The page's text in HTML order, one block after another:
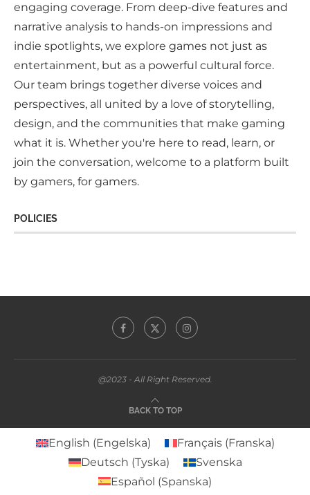
engaging coverage. From deep-dive features and
narrative analysis to hands-on impressions and
indie spotlights, we explore games not just as
entertainment, but as a powerful cultural force.
Our team brings together diverse voices and
perspectives, all united by a love of storytelling,
design, and the communities that make gaming
what it is. Whether you're here to read, learn, or
join the conversation, welcome to a platform built
by gamers, for gamers.
POLICIES
@2023 - All Right Reserved.
BACK TO TOP
English (Engelska) Français(Franska)
Deutsch (Tyska)
Svenska
Español (Spanska)